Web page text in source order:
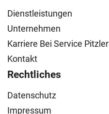
Dienstleistungen
Unternehmen
Karriere Bei Service Pitzler
Kontakt
Rechtliches
Datenschutz
Impressum